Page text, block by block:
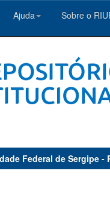
Ajuda Sobre o
Federal de Sergipe -